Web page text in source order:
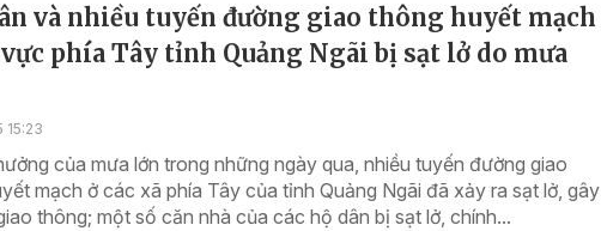
và nhiều tuyến đường giao thông huyết mạch
phía Tây tỉnh Quảng Ngãi bị sạt lở do mưa
15:23
của mưa lớn trong những ngày qua, nhiều tuyến đường giao
mạch ở các xã phía Tây của tỉnh Quảng Ngãi đã xảy ra sạt lở, gây
thông; một số căn nhà của các hộ dân bị sạt lở, chính...